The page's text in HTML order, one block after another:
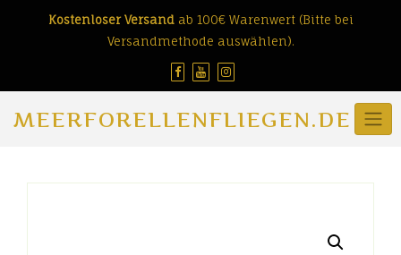
Kostenloser Versandab 100€ Warenwert (Bitte bei
Versandmethode auswählen).
MEERFORELLENFLIEGEN.DE